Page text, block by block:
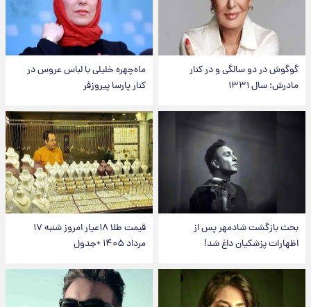
گوگوش در دو سالگی و در کنار
مادرش؛ سال ۱۳۳۱
ماه‌چهره خلیلی با لباس عروس در
کنار پارسا پیروزفر
بحث بازگشت شادمهر پس از
اظهارات پزشکیان داغ شد!
قیمت طلا ۱۸عیار امروز شنبه ۱۷
مرداد ۱۴۰۵ +جدول